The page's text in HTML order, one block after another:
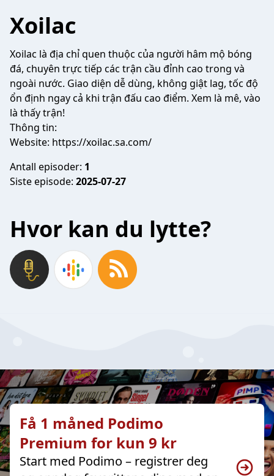
Xoilac
Xoilac là địa chỉ quen thuộc của người hâm mộ bóng
đá, chuyên trực tiếp các trận cầu đỉnh cao trong và
ngoài nước. Giao diện dễ dùng, không giật lag, tốc độ
ổn định ngay cả khi trận đấu cao điểm. Xem là mê, vào
là thấy trận!
Thông tin:
Website: https://xoilac.sa.com/
Antall episoder: 1
Siste episode: 2025-07-27
Hvor kan du lytte?
Få 1 måned Podimo
Premium for kun 9 kr
Start med Podimo – registrer deg